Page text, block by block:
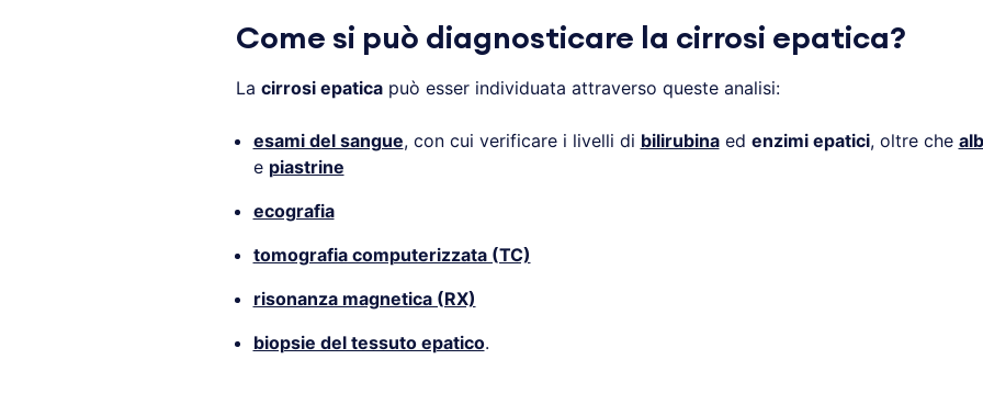
Come si può diagnosticare la cirrosi epatica?
La cirrosi epaticapuò esser individuata attraverso queste analisi:
esami del sangue, con cui verificare i livelli di bilirubinaed enzimi epatici, oltre che
e piastrine
ecografia
tomografia computerizzata (TC)
risonanza magnetica (RX)
biopsie del tessuto epatico.